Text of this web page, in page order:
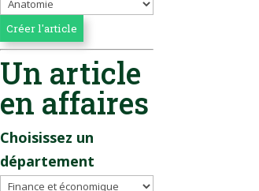
Un article
en affaires
Choisissez un
département